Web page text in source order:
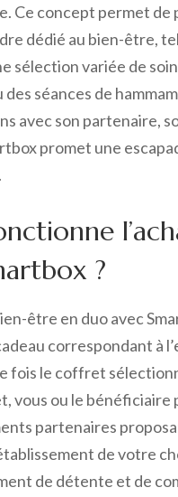
Ce concept permet
dédié au bien-être,
sélection variée de
des séances de
avec son partenaire,
promet une
?
être en duo avec
correspondant à
fois le coffret
vous ou le bénéficiaire
partenaires
de votre
de détente et de